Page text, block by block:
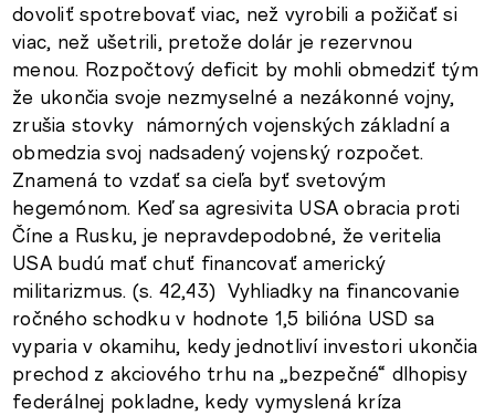
dovoliť spotrebovať viac, než vyrobili a požičať si
viac, než ušetrili, pretože dolár je rezervnou
menou. Rozpočtový deficit by mohli obmedziť tým
že ukončia svoje nezmyselné a nezákonné vojny,
zrušia stovky námorných vojenských základní a
obmedzia svoj nadsadený vojenský rozpočet.
Znamená to vzdať sa cieľa byť svetovým
hegemónom. Keď sa agresivita USA obracia proti
Číne a Rusku, je nepravdepodobné, že veritelia
USA budú mať chuť financovať americký
militarizmus. (s. 42,43) Vyhliadky na financovanie
ročného schodku v hodnote 1,5 bilióna USD sa
vyparia v okamihu, kedy jednotliví investori ukončia
prechod z akciového trhu na „bezpečné“ dlhopisy
federálnej pokladne, kedy vymyslená kríza